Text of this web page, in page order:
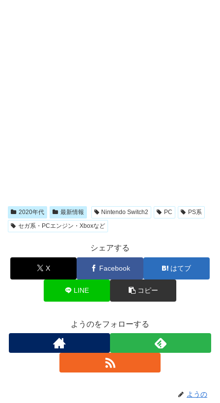
2020年代 最新情報 Nintendo Switch2 PC
PS系
セガ系・PCエンジン・Xboxなど
シェアする
X Facebook はてブ
LINE コピー
ようのをフォローする
ようの